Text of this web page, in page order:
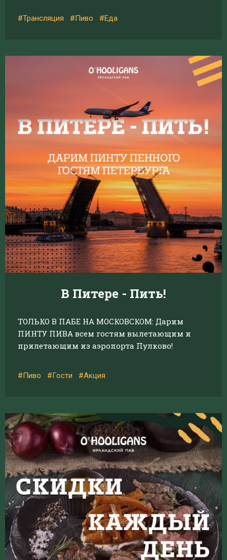
#Трансляция #Пиво #Еда
В Питере - Пить!
ТОЛЬКО В ПАБЕ НА МОСКОВСКОМ: Дарим
ПИНТУ ПИВА всем гостям вылетающим и
прилетающим из аэропорта Пулково!
#Пиво #Гости #Акция